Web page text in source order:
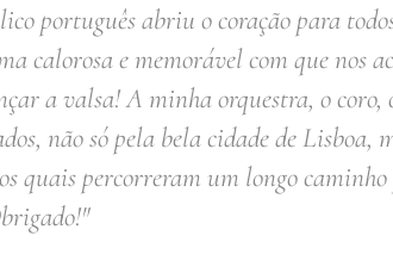
português abriu o coração para
calorosa e memorável com que nos
a valsa! A minha orquestra, o coro,
não só pela bela cidade de Lisboa,
quais percorreram um longo